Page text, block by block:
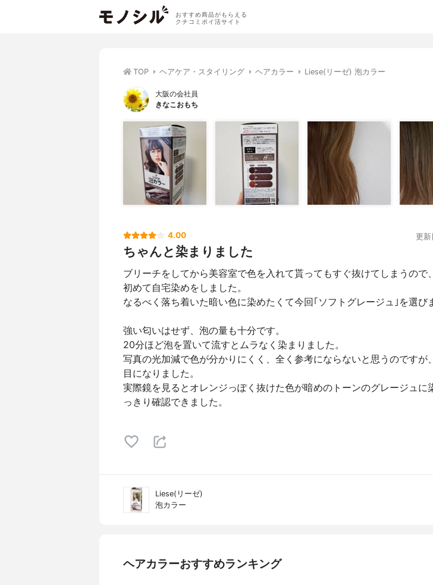
おすすめ商品がもらえる
クチコミポイ活サイト
TOP ヘアケア・スタイリング ヘアカラー Liese(リーゼ) 泡カラー
大阪の会社員
きなこおもち
4.00 更新
ちゃんと染まりました
ブリーチをしてから美容室で色を入れて貰ってもすぐ抜けてしまうので
初めて自宅染めをしました。
なるべく落ち着いた暗い色に染めたくて今回｢ソフトグレージュ｣を選び
強い匂いはせず、泡の量も十分です。
20分ほど泡を置いて流すとムラなく染まりました。
写真の光加減で色が分かりにくく、全く参考にならないと思うのですが
目になりました。
実際鏡を見るとオレンジっぽく抜けた色が暗めのトーンのグレージュに
っきり確認できました。
Liese(リーゼ)
泡カラー
ヘアカラーおすすめランキング